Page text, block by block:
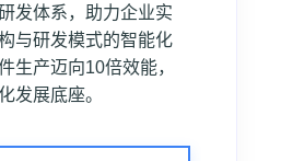
发体系，助力企业实
与研发模式的智能化
生产迈向10倍效能，
发展底座。